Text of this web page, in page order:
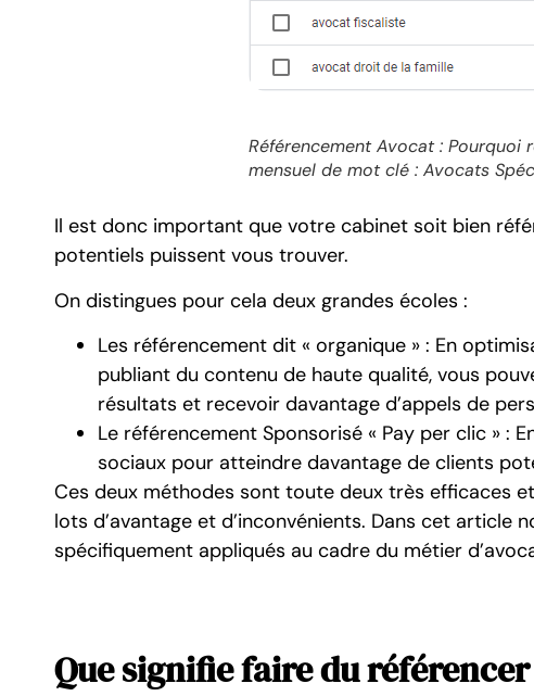
Référencement Avocat : Pourquoi
mensuel de mot clé : Avocats
Il est donc important que votre cabinet soit bien
potentiels puissent vous trouver.
On distingues pour cela deux grandes écoles :
Les référencement dit « organique » : En
publiant du contenu de haute qualité, vous
résultats et recevoir davantage d’appels de
Le référencement Sponsorisé « Pay per clic » :
sociaux pour atteindre davantage de clients
Ces deux méthodes sont toute deux très efficaces
lots d’avantage et d’inconvénients. Dans cet article
spécifiquement appliqués au cadre du métier
Que signifie faire du